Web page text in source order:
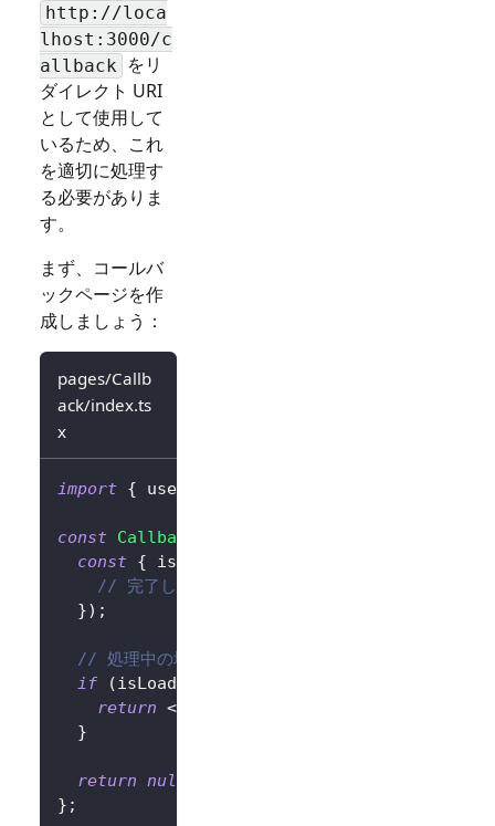
http://loca
lhost:3000/c
allback をリ
ダイレクト URI
として使用して
いるため、これ
を適切に処理す
る必要がありま
す。
まず、コールバ
ックページを作
成しましょう：
pages/Callb
ack/index.ts
x
import { useHandleSignInCallback
const Callback
const { isLoading
// 完了したときに何かを行う、例えばホームページ
}) ;
// 処理中の場合
if
(isLoading
return <
}
return null
} ;